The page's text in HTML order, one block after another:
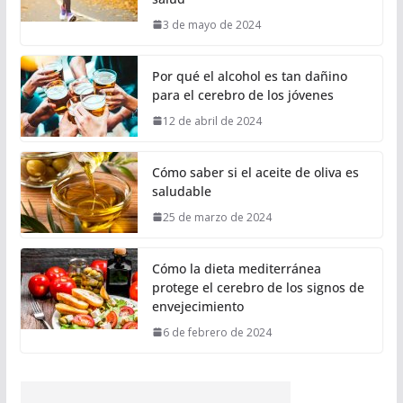
3 de mayo de 2024
Por qué el alcohol es tan dañino
para el cerebro de los jóvenes
12 de abril de 2024
Cómo saber si el aceite de oliva es
saludable
25 de marzo de 2024
Cómo la dieta mediterránea
protege el cerebro de los signos de
envejecimiento
6 de febrero de 2024